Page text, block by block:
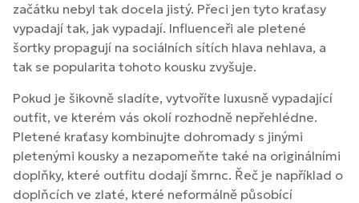
začátku nebyl tak docela jistý. Přeci jen tyto kraťasy
vypadají tak, jak vypadají. Influenceři ale pletené
šortky propagují na sociálních sítích hlava nehlava, a
tak se popularita tohoto kousku zvyšuje.
Pokud je šikovně sladíte, vytvoříte luxusně vypadající
outfit, ve kterém vás okolí rozhodně nepřehlédne.
Pletené kraťasy kombinujte dohromady s jinými
pletenými kousky a nezapomeňte také na originálními
doplňky, které outfitu dodají šmrnc. Řeč je například o
doplňcích ve zlaté, které neformálně působící